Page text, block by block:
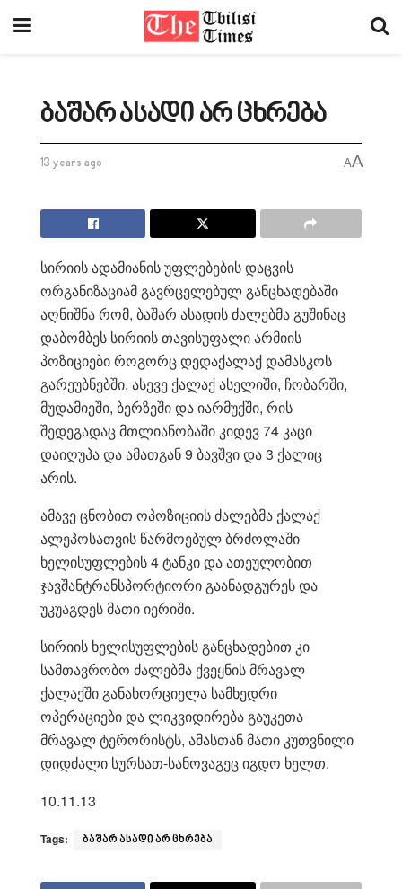
ბაშარ ასადი არ ცხრება
13 years ago AA
სირიის ადამიანის უფლებების დაცვის
ორგანიზაციამ გავრცელებულ განცხადებაში
აღნიშნა რომ, ბაშარ ასადის ძალებმა გუშინაც
დაბომბეს სირიის თავისუფალი არმიის
პოზიციები როგორც დედაქალაქ დამასკოს
გარეუბნებში, ასევე ქალაქ ასელიში, ჩობარში,
მუდამიეში, ბერზეში და იარმუქში, რის
შედეგადაც მთლიანობაში კიდევ 74 კაცი
დაიღუპა და ამათგან 9 ბავშვი და 3 ქალიც
არის.
ამავე ცნობით ოპოზიციის ძალებმა ქალაქ
ალეპოსათვის წარმოებულ ბრძოლაში
ხელისუფლების 4 ტანკი და ათეულობით
ჯავშანტრანსპორტიორი გაანადგურეს და
უკუაგდეს მათი იერიში.
სირიის ხელისუფლების განცხადებით კი
სამთავრობო ძალებმა ქვეყნის მრავალ
ქალაქში განახორციელა სამხედრი
ოპერაციები და ლიკვიდირება გაუკეთა
მრავალ ტერორისტს, ამასთან მათი კუთვნილი
დიდძალი სურსათ-სანოვაგეც იგდო ხელთ.
10.11.13
Tags: ბაშარ ასადი არ ცხრება